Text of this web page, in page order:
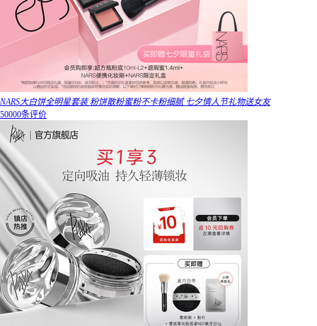
NARS大白饼全明星套装 粉饼散粉蜜粉不卡粉细腻 七夕情人节礼物送女友
50000条评价